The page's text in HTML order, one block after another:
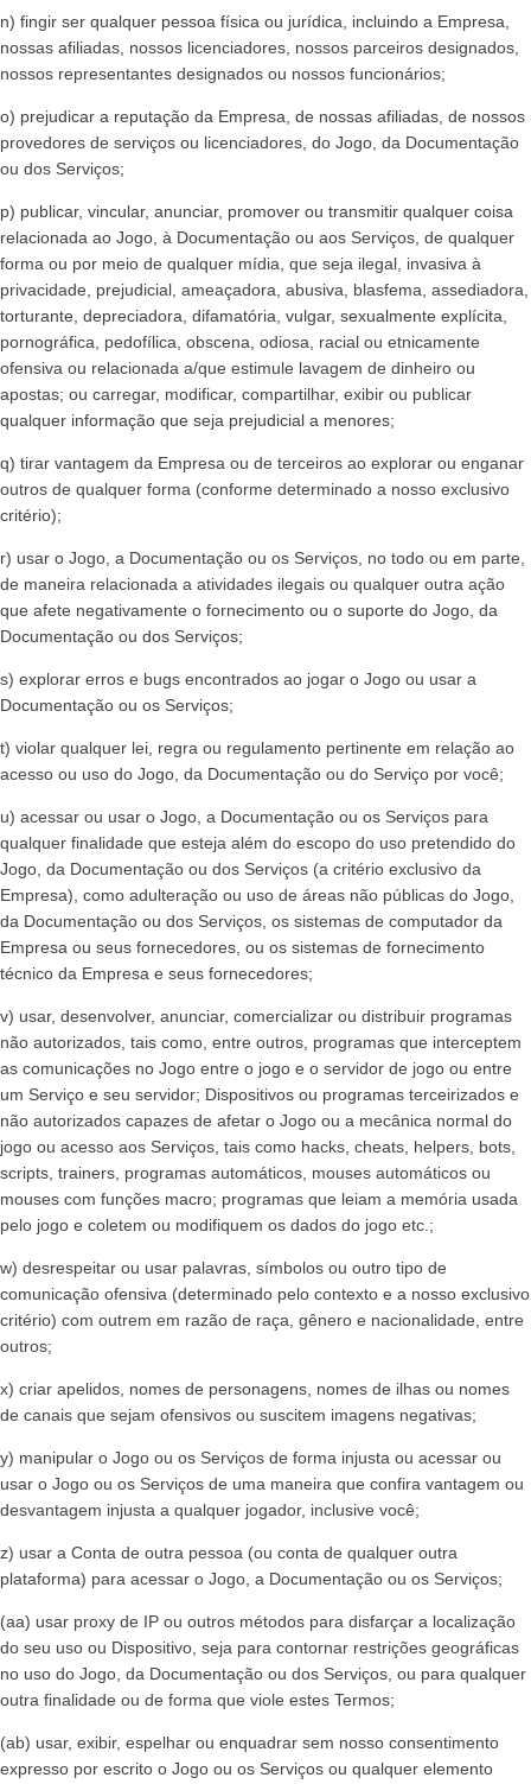
n) fingir ser qualquer pessoa física ou jurídica, incluindo a Empresa,
nossas afiliadas, nossos licenciadores, nossos parceiros designados,
nossos representantes designados ou nossos funcionários;
o) prejudicar a reputação da Empresa, de nossas afiliadas, de nossos
provedores de serviços ou licenciadores, do Jogo, da Documentação
ou dos Serviços;
p) publicar, vincular, anunciar, promover ou transmitir qualquer coisa
relacionada ao Jogo, à Documentação ou aos Serviços, de qualquer
forma ou por meio de qualquer mídia, que seja ilegal, invasiva à
privacidade, prejudicial, ameaçadora, abusiva, blasfema, assediadora,
torturante, depreciadora, difamatória, vulgar, sexualmente explícita,
pornográfica, pedofílica, obscena, odiosa, racial ou etnicamente
ofensiva ou relacionada a/que estimule lavagem de dinheiro ou
apostas; ou carregar, modificar, compartilhar, exibir ou publicar
qualquer informação que seja prejudicial a menores;
q) tirar vantagem da Empresa ou de terceiros ao explorar ou enganar
outros de qualquer forma (conforme determinado a nosso exclusivo
critério);
r) usar o Jogo, a Documentação ou os Serviços, no todo ou em parte,
de maneira relacionada a atividades ilegais ou qualquer outra ação
que afete negativamente o fornecimento ou o suporte do Jogo, da
Documentação ou dos Serviços;
s) explorar erros e bugs encontrados ao jogar o Jogo ou usar a
Documentação ou os Serviços;
t) violar qualquer lei, regra ou regulamento pertinente em relação ao
acesso ou uso do Jogo, da Documentação ou do Serviço por você;
u) acessar ou usar o Jogo, a Documentação ou os Serviços para
qualquer finalidade que esteja além do escopo do uso pretendido do
Jogo, da Documentação ou dos Serviços (a critério exclusivo da
Empresa), como adulteração ou uso de áreas não públicas do Jogo,
da Documentação ou dos Serviços, os sistemas de computador da
Empresa ou seus fornecedores, ou os sistemas de fornecimento
técnico da Empresa e seus fornecedores;
v) usar, desenvolver, anunciar, comercializar ou distribuir programas
não autorizados, tais como, entre outros, programas que interceptem
as comunicações no Jogo entre o jogo e o servidor de jogo ou entre
um Serviço e seu servidor; Dispositivos ou programas terceirizados e
não autorizados capazes de afetar o Jogo ou a mecânica normal do
jogo ou acesso aos Serviços, tais como hacks, cheats, helpers, bots,
scripts, trainers, programas automáticos, mouses automáticos ou
mouses com funções macro; programas que leiam a memória usada
pelo jogo e coletem ou modifiquem os dados do jogo etc.;
w) desrespeitar ou usar palavras, símbolos ou outro tipo de
comunicação ofensiva (determinado pelo contexto e a nosso exclusivo
critério) com outrem em razão de raça, gênero e nacionalidade, entre
outros;
x) criar apelidos, nomes de personagens, nomes de ilhas ou nomes
de canais que sejam ofensivos ou suscitem imagens negativas;
y) manipular o Jogo ou os Serviços de forma injusta ou acessar ou
usar o Jogo ou os Serviços de uma maneira que confira vantagem ou
desvantagem injusta a qualquer jogador, inclusive você;
z) usar a Conta de outra pessoa (ou conta de qualquer outra
plataforma) para acessar o Jogo, a Documentação ou os Serviços;
(aa) usar proxy de IP ou outros métodos para disfarçar a localização
do seu uso ou Dispositivo, seja para contornar restrições geográficas
no uso do Jogo, da Documentação ou dos Serviços, ou para qualquer
outra finalidade ou de forma que viole estes Termos;
(ab) usar, exibir, espelhar ou enquadrar sem nosso consentimento
expresso por escrito o Jogo ou os Serviços ou qualquer elemento